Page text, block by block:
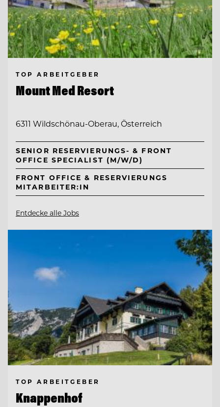
TOP ARBEITGEBER
Mount Med Resort
6311 Wildschönau-Oberau, Österreich
SENIOR RESERVIERUNGS- & FRONT
OFFICE SPECIALIST (M/W/D)
FRONT OFFICE & RESERVIERUNGS
MITARBEITER:IN
Entdecke alle Jobs
TOP ARBEITGEBER
Knappenhof